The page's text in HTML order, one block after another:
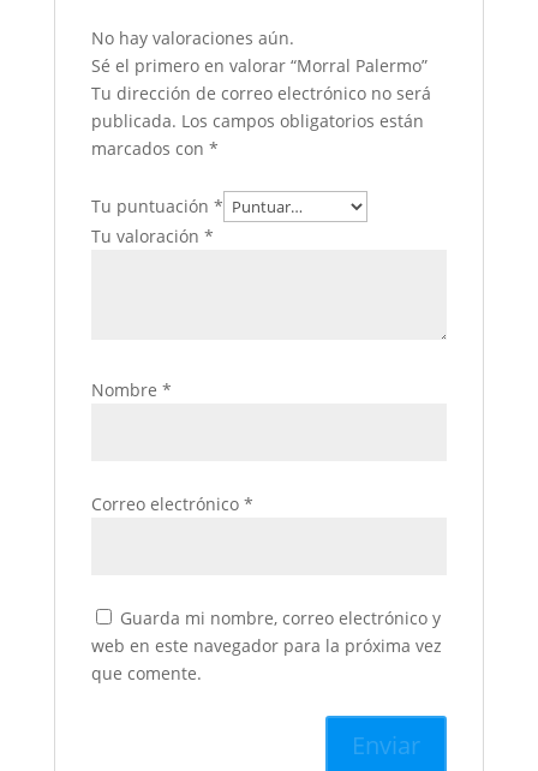
No hay valoraciones aún.
Sé el primero en valorar “Morral Palermo”
Tu dirección de correo electrónico no será
publicada. Los campos obligatorios están
marcados con *
Tu puntuación *
Tu valoración *
Nombre *
Correo electrónico *
Guarda mi nombre, correo electrónico y
web en este navegador para la próxima vez
que comente.